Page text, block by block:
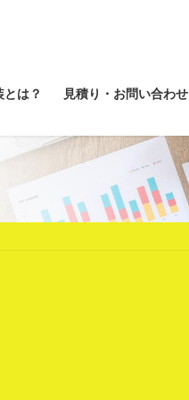
は？ 見積り・お問い合わせ